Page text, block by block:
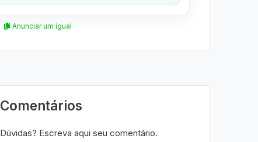
Anunciar um igual
Comentários
Dúvidas? Escreva aqui seu comentário.